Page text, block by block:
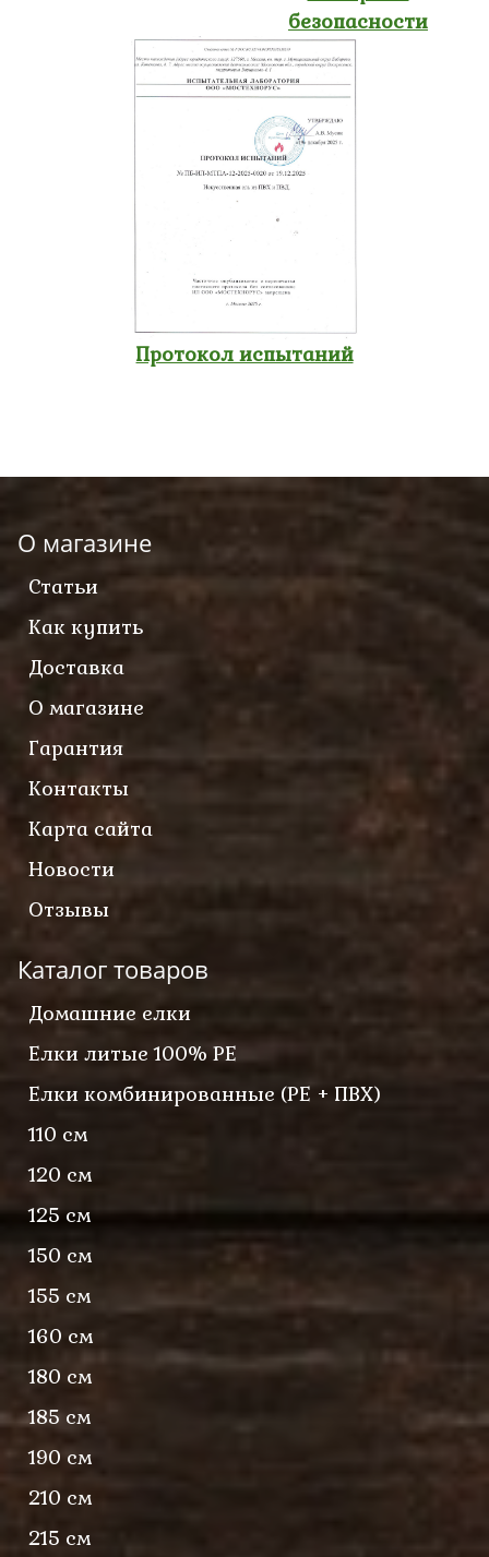
безопасности
Протокол испытаний
О магазине
Статьи
Как купить
Доставка
О магазине
Гарантия
Контакты
Карта сайта
Новости
Отзывы
Каталог товаров
Домашние елки
Елки литые 100% PE
Елки комбинированные (PE + ПВХ)
110 см
120 см
125 см
150 см
155 см
160 см
180 см
185 см
190 см
210 см
215 см